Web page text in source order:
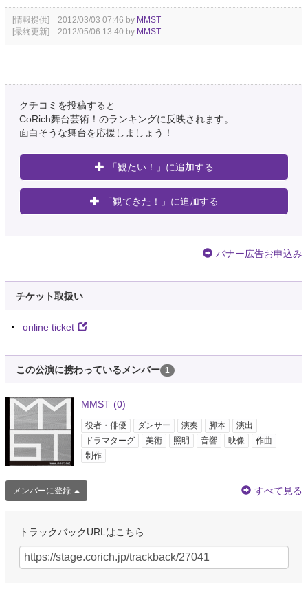
[情報提供] 2012/03/03 07:46 by MMST
[最終更新] 2012/05/06 13:40 by MMST
クチコミを投稿すると
CoRich舞台芸術！のランキングに反映されます。
面白そうな舞台を応援しましょう！
「観たい！」に追加する
「観てきた！」に追加する
バナー広告お申込み
チケット取扱い
online ticket
この公演に携わっているメンバー 1
MMST (0)
役者・俳優 ダンサー 演奏 脚本
演出
ドラマターグ
美術 照明 音響 映像
作曲
制作
メンバーに登録 すべて見る
トラックバックURLはこちら